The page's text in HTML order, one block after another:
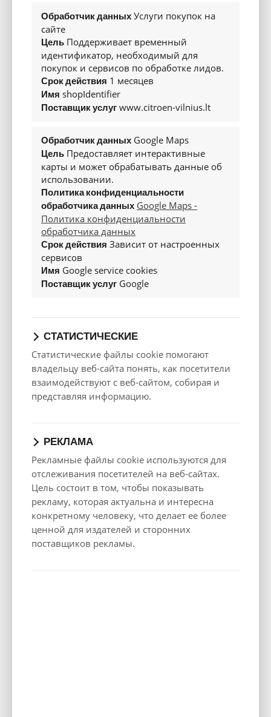
Обработчик данных Услуги покупок на
сайте
Цель Поддерживает временный
идентификатор, необходимый для
покупок и сервисов по обработке лидов.
Срок действия 1 месяцев
Имя shopIdentifier
Поставщик услуг www.citroen-vilnius.lt
Обработчик данных Google Maps
Цель Предоставляет интерактивные
карты и может обрабатывать данные об
использовании.
Политика конфиденциальности
обработчика данных Google Maps -
Политика конфиденциальности
обработчика данных
Срок действия Зависит от настроенных
сервисов
Имя Google service cookies
Поставщик услуг Google
СТАТИСТИЧЕСКИЕ
Статистические файлы cookie помогают
владельцу веб-сайта понять, как посетители
взаимодействуют с веб-сайтом, собирая и
представляя информацию.
РЕКЛАМА
Рекламные файлы cookie используются для
отслеживания посетителей на веб-сайтах.
Цель состоит в том, чтобы показывать
рекламу, которая актуальна и интересна
конкретному человеку, что делает ее более
ценной для издателей и сторонних
поставщиков рекламы.
Зарядка
Емкость батареи (кВт-ч)
Тип кузова
Количество дверей
Тип кузова
Минивэн
Размеры
Ширина, мм
1936/2108
Высота, мм
База, мм
565 VDA / 651
Максимальный объём багажника
Масса
1000
Грузоподъемность готового к движению автомобиля, кг
Объем топливного бака
Ходовые качества